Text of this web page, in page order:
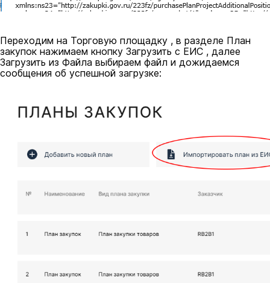
Переходим на Торговую площадку , в разделе План
закупок нажимаем кнопку Загрузить с ЕИС , далее
Загрузить из Файла выбираем файл и дожидаемся
сообщения об успешной загрузке: